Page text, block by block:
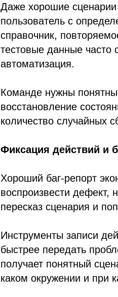
Даже хорошие
пользователь с
справочник,
тестовые данные часто
автоматизация.
Команде нужны
восстановление
количество случайных
Фиксация действий и
Хороший баг-репорт
воспроизвести дефект,
пересказ сценария и
Инструменты записи
быстрее передать
получает понятный
каком окружении и при